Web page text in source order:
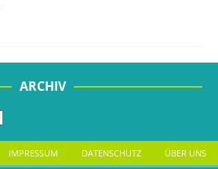
ARCHIV
IMPRESSUM DATENSCHUTZ ÜBER UNS